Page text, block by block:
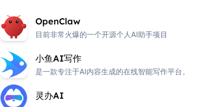
OpenClaw
目前非常火爆的一个开源个人AI助手项目
小鱼AI写作
是一款专注于AI内容生成的在线智能写作平台。
灵办AI